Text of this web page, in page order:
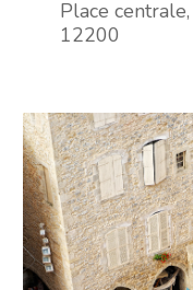
Place
12200